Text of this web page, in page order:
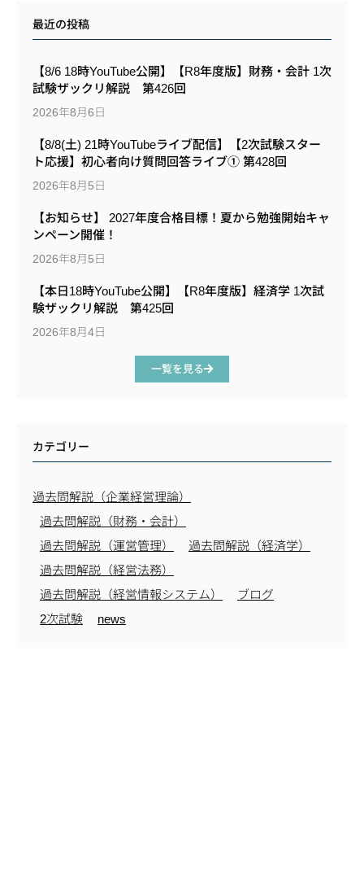
最近の投稿
【8/6 18時YouTube公開】【R8年度版】財務・会計 1次
試験ザックリ解説 第426回
2026年8月6日
【8/8(土) 21時YouTubeライブ配信】【2次試験スター
ト応援】初心者向け質問回答ライブ① 第428回
2026年8月5日
【お知らせ】 2027年度合格目標！夏から勉強開始キャ
ンペーン開催！
2026年8月5日
【本日18時YouTube公開】【R8年度版】経済学 1次試
験ザックリ解説 第425回
2026年8月4日
一覧を見る
カテゴリー
過去問解説（企業経営理論）
過去問解説（財務・会計）
過去問解説（運営管理）
過去問解説（経済学）
過去問解説（経営法務）
過去問解説（経営情報システム）
ブログ
2次試験
news